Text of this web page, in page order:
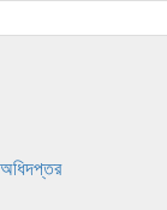
অধিদপ্তর